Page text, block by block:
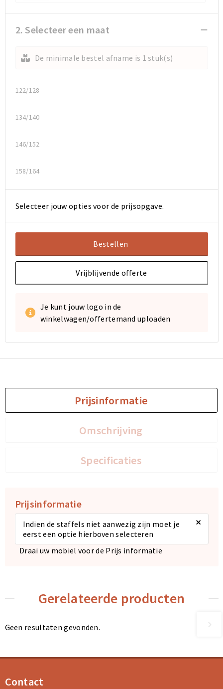
Heuptassen
Boodschappentassen
Heuptassen
Boodschappentassen
2. Selecteer een maat
De minimale bestel afname is 1 stuk(s)
122/128
134/140
146/152
158/164
Selecteer jouw opties voor de prijsopgave.
Bestellen
Vrijblijvende offerte
Je kunt jouw logo in de
winkelwagen/offertemand uploaden
Prijsinformatie
Omschrijving
Specificaties
Prijsinformatie
Indien de staffels niet aanwezig zijn moet je
eerst een optie hierboven selecteren
×
Draai uw mobiel voor de Prijs informatie
Gerelateerde producten
Geen resultaten gevonden.
Contact